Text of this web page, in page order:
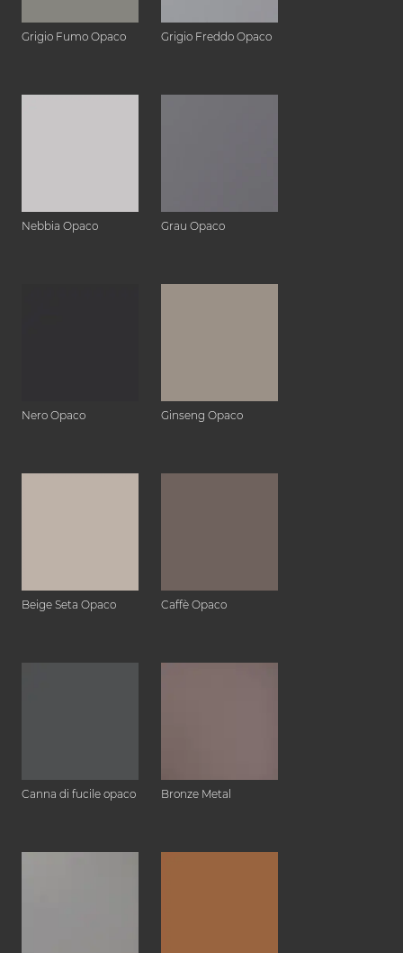
Grigio Fumo Opaco Grigio Freddo Opaco
Nebbia Opaco Grau Opaco
Nero Opaco Ginseng Opaco
Beige Seta Opaco Caffè Opaco
Canna di fucile opaco Bronze Metal